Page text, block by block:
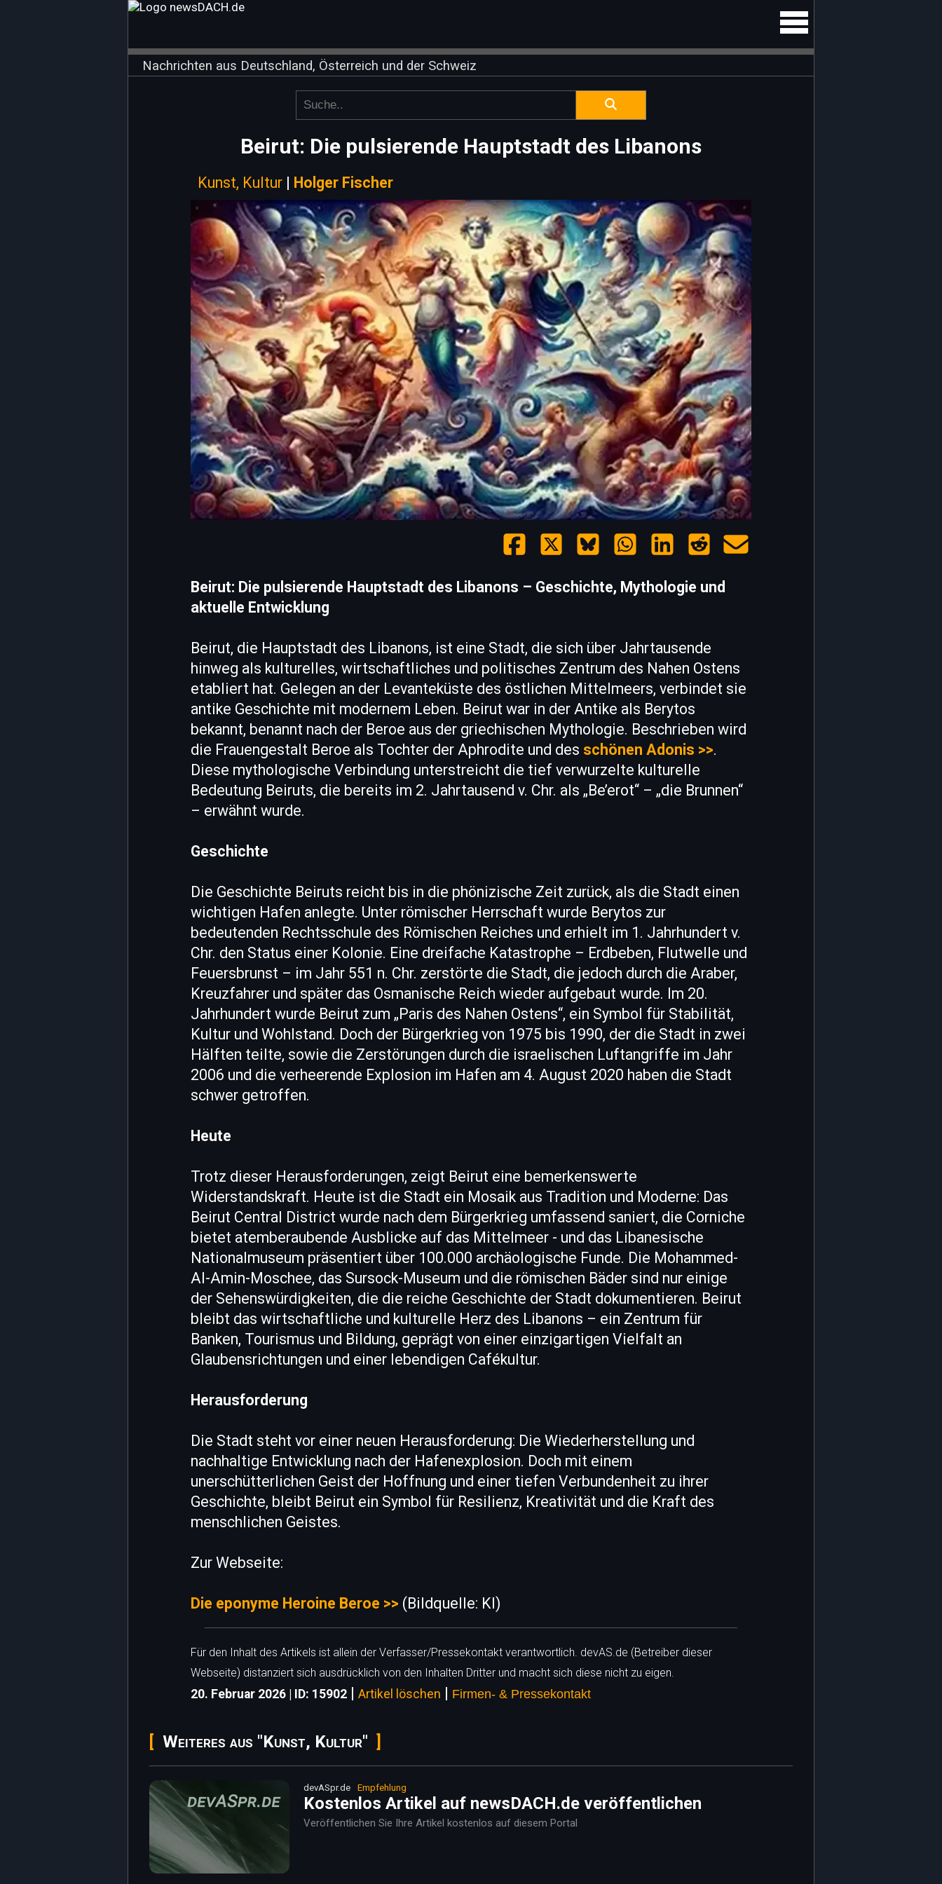
Nachrichten aus Deutschland, Österreich und der Schweiz
Beirut: Die pulsierende Hauptstadt des Libanons
Kunst, Kultur | Holger Fischer
Beirut: Die pulsierende Hauptstadt des Libanons – Geschichte, Mythologie und
aktuelle Entwicklung
Beirut, die Hauptstadt des Libanons, ist eine Stadt, die sich über Jahrtausende
hinweg als kulturelles, wirtschaftliches und politisches Zentrum des Nahen Ostens
etabliert hat. Gelegen an der Levanteküste des östlichen Mittelmeers, verbindet sie
antike Geschichte mit modernem Leben. Beirut war in der Antike als Berytos
bekannt, benannt nach der Beroe aus der griechischen Mythologie. Beschrieben wird
die Frauengestalt Beroe als Tochter der Aphrodite und des schönen Adonis >>.
Diese mythologische Verbindung unterstreicht die tief verwurzelte kulturelle
Bedeutung Beiruts, die bereits im 2. Jahrtausend v. Chr. als „Be’erot“ – „die Brunnen“
– erwähnt wurde.
Geschichte
Die Geschichte Beiruts reicht bis in die phönizische Zeit zurück, als die Stadt einen
wichtigen Hafen anlegte. Unter römischer Herrschaft wurde Berytos zur
bedeutenden Rechtsschule des Römischen Reiches und erhielt im 1. Jahrhundert v.
Chr. den Status einer Kolonie. Eine dreifache Katastrophe – Erdbeben, Flutwelle und
Feuersbrunst – im Jahr 551 n. Chr. zerstörte die Stadt, die jedoch durch die Araber,
Kreuzfahrer und später das Osmanische Reich wieder aufgebaut wurde. Im 20.
Jahrhundert wurde Beirut zum „Paris des Nahen Ostens“, ein Symbol für Stabilität,
Kultur und Wohlstand. Doch der Bürgerkrieg von 1975 bis 1990, der die Stadt in zwei
Hälften teilte, sowie die Zerstörungen durch die israelischen Luftangriffe im Jahr
2006 und die verheerende Explosion im Hafen am 4. August 2020 haben die Stadt
schwer getroffen.
Heute
Trotz dieser Herausforderungen, zeigt Beirut eine bemerkenswerte
Widerstandskraft. Heute ist die Stadt ein Mosaik aus Tradition und Moderne: Das
Beirut Central District wurde nach dem Bürgerkrieg umfassend saniert, die Corniche
bietet atemberaubende Ausblicke auf das Mittelmeer - und das Libanesische
Nationalmuseum präsentiert über 100.000 archäologische Funde. Die Mohammed-
Al-Amin-Moschee, das Sursock-Museum und die römischen Bäder sind nur einige
der Sehenswürdigkeiten, die die reiche Geschichte der Stadt dokumentieren. Beirut
bleibt das wirtschaftliche und kulturelle Herz des Libanons – ein Zentrum für
Banken, Tourismus und Bildung, geprägt von einer einzigartigen Vielfalt an
Glaubensrichtungen und einer lebendigen Cafékultur.
Herausforderung
Die Stadt steht vor einer neuen Herausforderung: Die Wiederherstellung und
nachhaltige Entwicklung nach der Hafenexplosion. Doch mit einem
unerschütterlichen Geist der Hoffnung und einer tiefen Verbundenheit zu ihrer
Geschichte, bleibt Beirut ein Symbol für Resilienz, Kreativität und die Kraft des
menschlichen Geistes.
Zur Webseite:
Die eponyme Heroine Beroe >> (Bildquelle: KI)
Für den Inhalt des Artikels ist allein der Verfasser/Pressekontakt verantwortlich. devAS.de (Betreiber dieser
Webseite) distanziert sich ausdrücklich von den Inhalten Dritter und macht sich diese nicht zu eigen.
20. Februar 2026 | ID: 15902 | Artikel löschen | Firmen- & Pressekontakt
Weiteres aus "Kunst, Kultur"
devASpr.de Empfehlung
Kostenlos Artikel auf newsDACH.de veröffentlichen
Veröffentlichen Sie Ihre Artikel kostenlos auf diesem Portal